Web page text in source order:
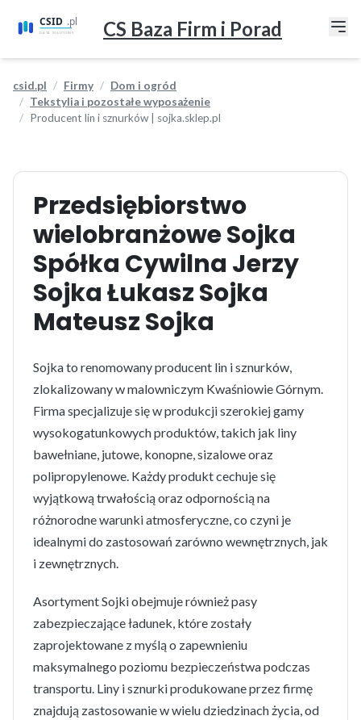
CS Baza Firm i Porad
csid.pl Firmy
Dom i ogród
Tekstylia i pozostałe wyposażenie
Producent lin i sznurków | sojka.sklep.pl
Przedsiębiorstwo
wielobranżowe Sojka
Spółka Cywilna Jerzy
Sojka Łukasz Sojka
Mateusz Sojka
Sojka to renomowany producent lin i sznurków,
zlokalizowany w malowniczym Kwaśniowie Górnym.
Firma specjalizuje się w produkcji szerokiej gamy
wysokogatunkowych produktów, takich jak liny
bawełniane, jutowe, konopne, sizalowe oraz
polipropylenowe. Każdy produkt cechuje się
wyjątkową trwałością oraz odpornością na
różnorodne warunki atmosferyczne, co czyni je
idealnymi do zastosowań zarówno wewnętrznych, jak
i zewnętrznych.
Asortyment Sojki obejmuje również pasy
zabezpieczające ładunek, które zostały
zaprojektowane z myślą o zapewnieniu
maksymalnego poziomu bezpieczeństwa podczas
transportu. Liny i sznurki produkowane przez firmę
znajdują zastosowanie w wielu dziedzinach życia, od